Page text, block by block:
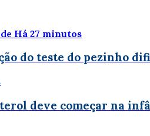
Há 27 minutos
do teste do pezinho
deve começar na